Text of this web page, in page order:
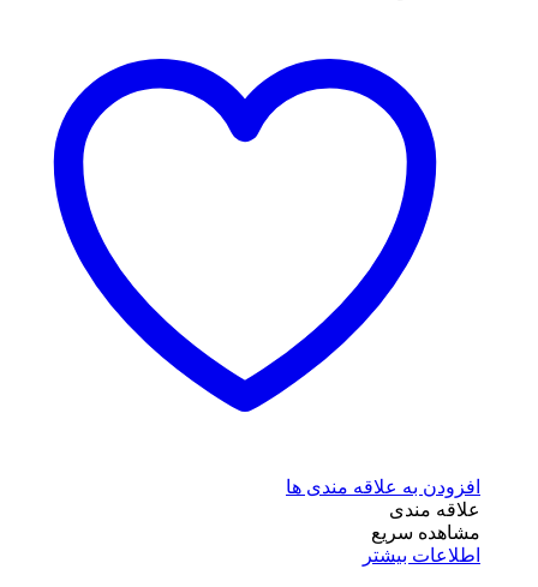
افزودن به علاقه مندی ها
علاقه مندی
مشاهده سریع
اطلاعات بیشتر